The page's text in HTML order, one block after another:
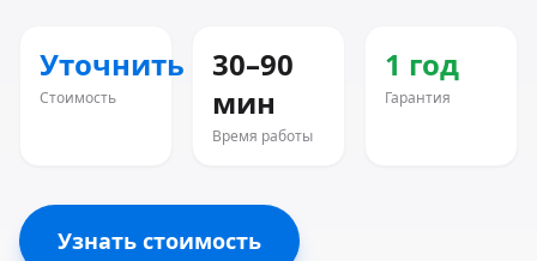
Уточнить
Стоимость
30–90
мин
Время работы
1 год
Гарантия
Узнать стоимость